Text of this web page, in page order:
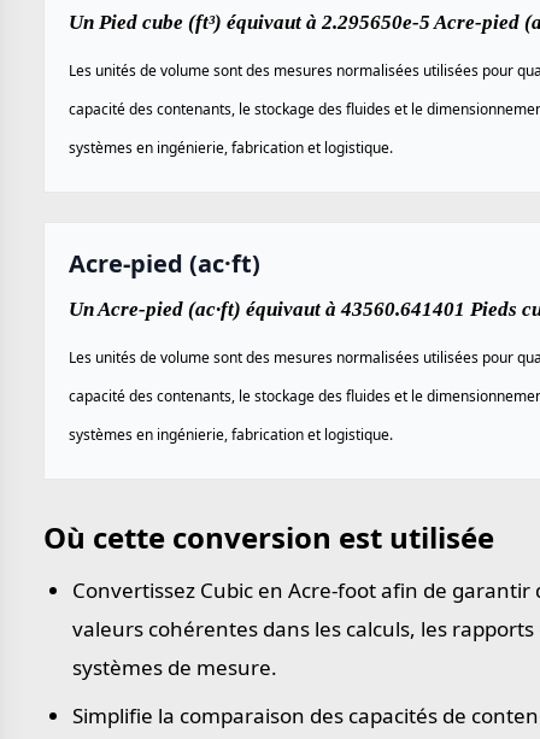
Un Pied cube (ft³) équivaut à 2.295650e-5 Acre-pied
Les unités de volume sont des mesures normalisées utilisées pour
capacité des contenants, le stockage des fluides et le
systèmes en ingénierie, fabrication et logistique.
Acre-pied (ac·ft)
Un Acre-pied (ac·ft) équivaut à 43560.641401 Pieds
Les unités de volume sont des mesures normalisées utilisées pour
capacité des contenants, le stockage des fluides et le
systèmes en ingénierie, fabrication et logistique.
Où cette conversion est utilisée
Convertissez Cubic en Acre-foot afin de garantir
valeurs cohérentes dans les calculs, les rapports
systèmes de mesure.
Simplifie la comparaison des capacités de